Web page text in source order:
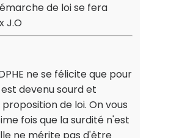
de loi se fera
J.O
ne se félicite que pour
devenu sourd et
de loi. On vous
fois que la surdité n'est